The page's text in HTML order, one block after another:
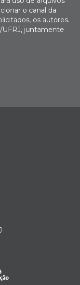
o canal da
os autores.
UFRJ, juntamente